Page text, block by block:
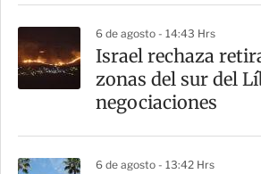
6 de agosto - 14:43 Hrs
Israel rechaza
zonas del sur del
negociaciones
6 de agosto - 13:42 Hrs